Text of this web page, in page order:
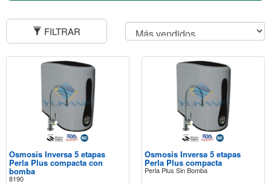
FILTRAR
Osmosis Inversa 5 etapas
Perla Plus compacta con
bomba
8190
Osmosis Inversa 5 etapas
Perla Plus compacta
Perla Plus Sin Bomba